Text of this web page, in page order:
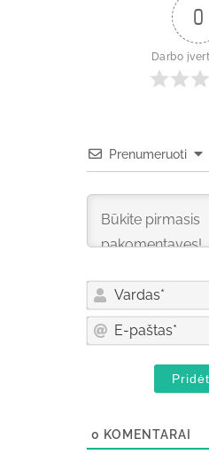
0
Darbo
Prenumeruoti
0 KOMENTARAI